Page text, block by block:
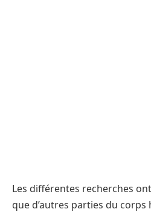
Les différentes recherches
que d’autres parties du